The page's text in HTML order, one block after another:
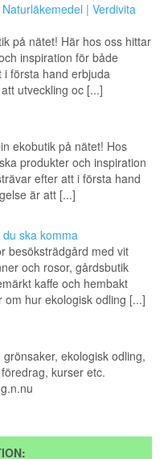
| Verdivita
på nätet! Här hos oss hittar
inspiration för både
i första hand erbjuda
utveckling oc [...]
ekobutik på nätet! Hos
produkter och inspiration
efter att i första hand
är att [...]
ska komma
besöksträdgård med vit
och rosor, gårdsbutik
kaffe och hembakt
hur ekologisk odling [...]
ekologisk odling,
kurser etc.